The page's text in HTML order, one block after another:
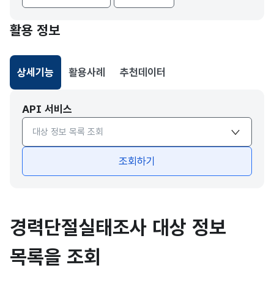
활용 정보
상세기능
선택됨
활용사례 추천데이터
API 서비스
API서비스 종류 선택
조회하기
경력단절실태조사 대상 정보
목록을 조회